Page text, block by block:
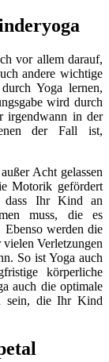
vor allem darauf,
andere wichtige
Yoga lernen,
wird durch
irgendwann in der
der Fall ist,
Acht gelassen
Motorik gefördert
dass Ihr Kind an
muss, die es
werden die
Verletzungen
So ist Yoga auch
körperliche
auch die optimale
sein, die Ihr Kind